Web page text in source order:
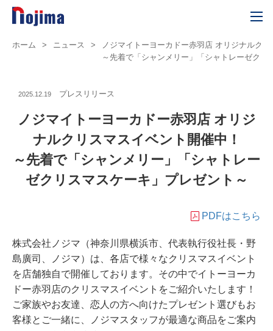
ホーム > ニュース >
ノジマイトーヨーカドー赤羽店 オリジナルク
～先着で「シャンメリー」「シャトレーゼクリ
2025.12.19 プレスリリース
ノジマイトーヨーカドー赤羽店 オリジ
ナルクリスマスイベント開催中！
～先着で「シャンメリー」「シャトレー
ゼクリスマスケーキ」プレゼント～
PDFはこちら
株式会社ノジマ（神奈川県横浜市、代表執行役社長・野
島廣司、ノジマ）は、各店で様々なクリスマスイベント
を店舗独自で開催しております。その中でイトーヨーカ
ドー赤羽店のクリスマスイベントをご紹介いたします！
ご家族やお友達、恋人の方へ向けたプレゼント選びもお
客様とご一緒に、ノジマスタッフが最適な商品をご案内